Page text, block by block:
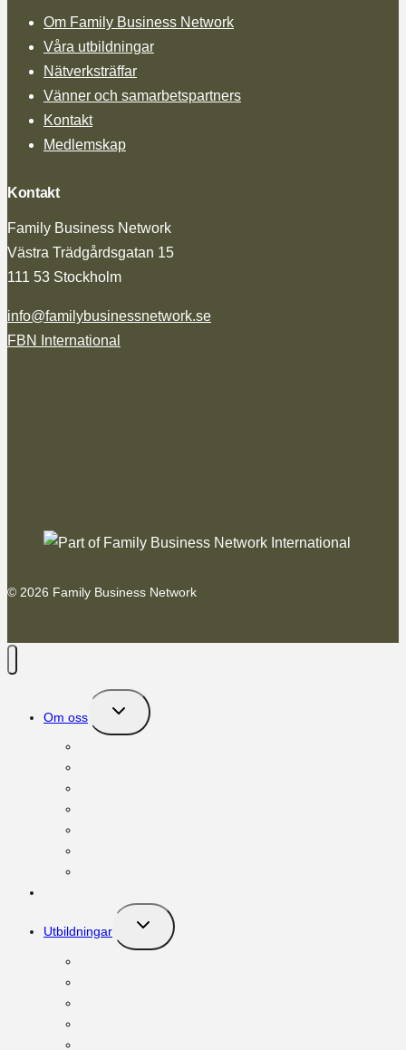
Om Family Business Network
Våra utbildningar
Nätverksträffar
Vänner och samarbetspartners
Kontakt
Medlemskap
Kontakt
Family Business Network
Västra Trädgårdsgatan 15
111 53 Stockholm
info@familybusinessnetwork.se
FBN International
© 2026 Family Business Network
Om oss
Toggle
menu
Utbildningar
Toggle
menu